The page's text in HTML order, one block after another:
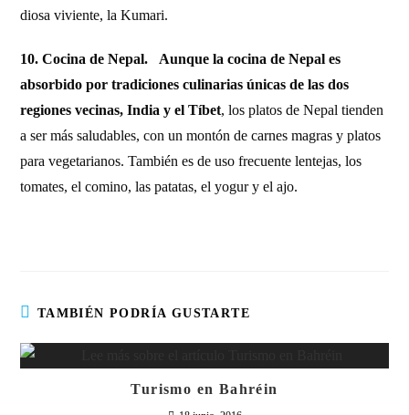
diosa viviente, la Kumari.
10. Cocina de Nepal. Aunque la cocina de Nepal es
absorbido por tradiciones culinarias únicas de las dos
regiones vecinas, India y el Tíbet, los platos de Nepal tienden
a ser más saludables, con un montón de carnes magras y platos
para vegetarianos. También es de uso frecuente lentejas, los
tomates, el comino, las patatas, el yogur y el ajo.
TAMBIÉN PODRÍA GUSTARTE
Turismo en Bahréin